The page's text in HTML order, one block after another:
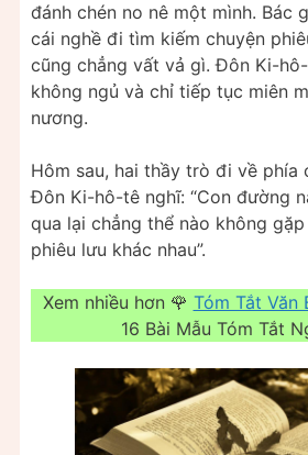
đánh chén no nê một mình. Bác
cái nghề đi tìm kiếm chuyện
cũng chẳng vất vả gì. Đôn Ki-
không ngủ và chỉ tiếp tục miên
nương.
Hôm sau, hai thầy trò đi về phía
Đôn Ki-hô-tê nghĩ: “Con đường
qua lại chẳng thể nào không
phiêu lưu khác nhau”.
Xem nhiều hơn 🌹 Tóm Tắt Văn
16 Bài Mẫu Tóm Tắt